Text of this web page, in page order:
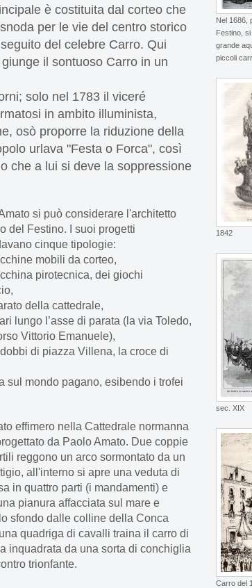
è costituita dal corteo che
per le vie del centro storico
del celebre Carro. Qui
il sontuoso Carro in un
solo nel 1783 il viceré
in ambito illuminista,
osò proporre la riduzione della
urlava "Festa o Forca", così
che a lui si deve la soppressione
si può considerare l'architetto
del Festino. I suoi progetti
cinque tipologie:
mobili da corteo,
pirotecnica, dei giochi
della cattedrale,
lungo l’asse di parata (la via Toledo,
Vittorio Emanuele),
di piazza Villena, la croce di
sul mondo pagano, esibendo i trofei
effimero nella Cattedrale normanna
da Paolo Amato. Due coppie
reggono un arco sormontato da un
all'interno si apre una veduta di
in quattro parti (i mandamenti) e
pianura affacciata sul mare e
sfondo dalle colline della Conca
quadriga di cavalli traina il carro di
inquadrata da una sorta di conchiglia
trionfante.
Nel 1686,
Festino,
grande
piccoli
1842
sec. XIX
Carro del